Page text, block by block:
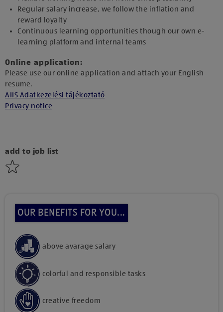
Regular salary increase, we follow the inflation and
reward loyalty
Continuous learning opportunities though our own e-
learning platform and internal teams
Online application:
Please use our online application and attach your English
resume.
AIIS Adatkezelési tájékoztató
Privacy notice
add to job list
OUR BENEFITS FOR YOU...
above avarage salary
colorful and responsible tasks
creative freedom